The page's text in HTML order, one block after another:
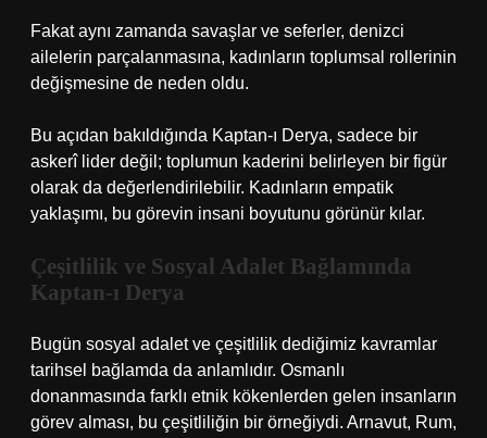
Fakat aynı zamanda savaşlar ve seferler, denizci
ailelerin parçalanmasına, kadınların toplumsal rollerinin
değişmesine de neden oldu.
Bu açıdan bakıldığında Kaptan-ı Derya, sadece bir
askerî lider değil; toplumun kaderini belirleyen bir figür
olarak da değerlendirilebilir. Kadınların empatik
yaklaşımı, bu görevin insani boyutunu görünür kılar.
Çeşitlilik ve Sosyal Adalet Bağlamında
Kaptan-ı Derya
Bugün sosyal adalet ve çeşitlilik dediğimiz kavramlar
tarihsel bağlamda da anlamlıdır. Osmanlı
donanmasında farklı etnik kökenlerden gelen insanların
görev alması, bu çeşitliliğin bir örneğiydi. Arnavut, Rum,